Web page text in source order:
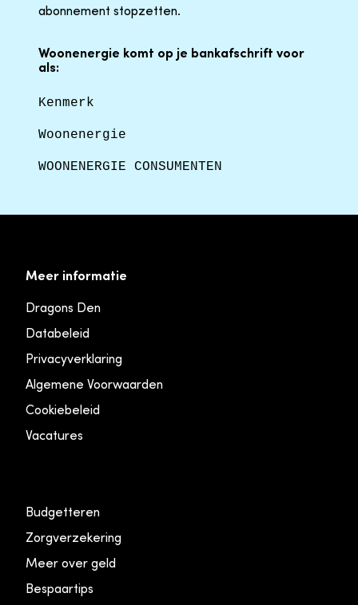
abonnement stopzetten.
Woonenergie komt op je bankafschrift voor
als:
Kenmerk
Woonenergie
WOONENERGIE CONSUMENTEN
Meer informatie
Dragons Den
Databeleid
Privacyverklaring
Algemene Voorwaarden
Cookiebeleid
Vacatures
Budgetteren
Zorgverzekering
Meer over geld
Bespaartips